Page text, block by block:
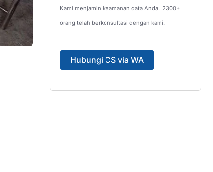
Kami menjamin keamanan data Anda. 2300+
orang telah berkonsultasi dengan kami.
Hubungi CS via WA